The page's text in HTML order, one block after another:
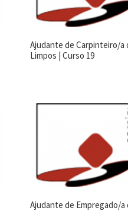
Ajudante de Carpinteiro/a
Limpos | Curso 19
Ajudante de Empregado/a